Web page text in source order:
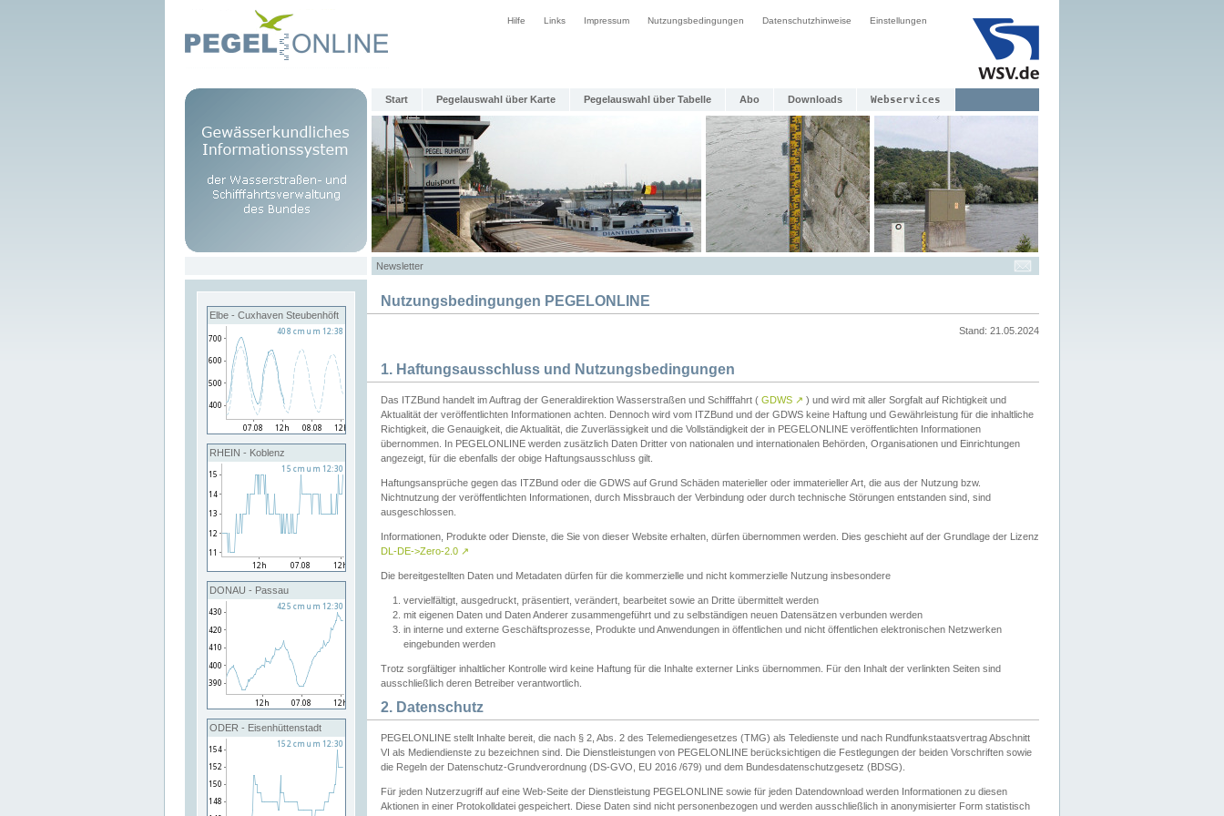
Hilfe Links Impressum Nutzungsbedingungen Datenschutzhinweise Einstellungen
Start Pegelauswahl über Karte Pegelauswahl über Tabelle Abo Downloads Webservices
Newsletter
Elbe - Cuxhaven Steubenhöft
RHEIN - Koblenz
DONAU - Passau
ODER - Eisenhüttenstadt
Nutzungsbedingungen PEGELONLINE
Stand: 21.05.2024
1. Haftungsausschluss und Nutzungsbedingungen
Das ITZBund handelt im Auftrag der Generaldirektion Wasserstraßen und Schifffahrt ( GDWS ↗ ) und wird mit aller Sorgfalt auf Richtigkeit und
Aktualität der veröffentlichten Informationen achten. Dennoch wird vom ITZBund und der GDWS keine Haftung und Gewährleistung für die inhaltliche
Richtigkeit, die Genauigkeit, die Aktualität, die Zuverlässigkeit und die Vollständigkeit der in PEGELONLINE veröffentlichten Informationen
übernommen. In PEGELONLINE werden zusätzlich Daten Dritter von nationalen und internationalen Behörden, Organisationen und Einrichtungen
angezeigt, für die ebenfalls der obige Haftungsausschluss gilt.
Haftungsansprüche gegen das ITZBund oder die GDWS auf Grund Schäden materieller oder immaterieller Art, die aus der Nutzung bzw.
Nichtnutzung der veröffentlichten Informationen, durch Missbrauch der Verbindung oder durch technische Störungen entstanden sind, sind
ausgeschlossen.
Informationen, Produkte oder Dienste, die Sie von dieser Website erhalten, dürfen übernommen werden. Dies geschieht auf der Grundlage der Lizenz
DL-DE->Zero-2.0 ↗
Die bereitgestellten Daten und Metadaten dürfen für die kommerzielle und nicht kommerzielle Nutzung insbesondere
vervielfältigt, ausgedruckt, präsentiert, verändert, bearbeitet sowie an Dritte übermittelt werden
mit eigenen Daten und Daten Anderer zusammengeführt und zu selbständigen neuen Datensätzen verbunden werden
in interne und externe Geschäftsprozesse, Produkte und Anwendungen in öffentlichen und nicht öffentlichen elektronischen Netzwerken
eingebunden werden
Trotz sorgfältiger inhaltlicher Kontrolle wird keine Haftung für die Inhalte externer Links übernommen. Für den Inhalt der verlinkten Seiten sind
ausschließlich deren Betreiber verantwortlich.
2. Datenschutz
PEGELONLINE stellt Inhalte bereit, die nach § 2, Abs. 2 des Telemediengesetzes (TMG) als Teledienste und nach Rundfunkstaatsvertrag Abschnitt
VI als Mediendienste zu bezeichnen sind. Die Dienstleistungen von PEGELONLINE berücksichtigen die Festlegungen der beiden Vorschriften sowie
die Regeln der Datenschutz-Grundverordnung (DS-GVO, EU 2016 /679) und dem Bundesdatenschutzgesetz (BDSG).
Für jeden Nutzerzugriff auf eine Web-Seite der Dienstleistung PEGELONLINE sowie für jeden Datendownload werden Informationen zu diesen
Aktionen in einer Protokolldatei gespeichert. Diese Daten sind nicht personenbezogen und werden ausschließlich in anonymisierter Form statistisch